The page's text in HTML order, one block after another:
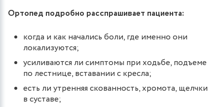
Ортопед подробно расспрашивает пациента:
когда и как начались боли, где именно они
локализуются;
усиливаются ли симптомы при ходьбе, подъеме
по лестнице, вставании с кресла;
есть ли утренняя скованность, хромота, щелчки
в суставе;